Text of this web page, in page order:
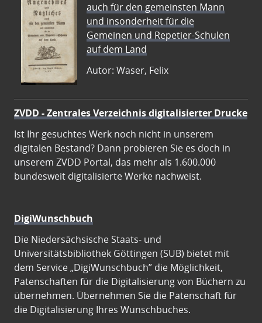
auch für den gemeinsten Mann
und insonderheit für die
Gemeinen und Repetier-Schulen
auf dem Land
Autor: Waser, Felix
ZVDD - Zentrales Verzeichnis digitalisierter Drucke
Ist Ihr gesuchtes Werk noch nicht in unserem
digitalen Bestand? Dann probieren Sie es doch in
unserem ZVDD Portal, das mehr als 1.600.000
bundesweit digitalisierte Werke nachweist.
DigiWunschbuch
Die Niedersächsische Staats- und
Universitätsbibliothek Göttingen (SUB) bietet mit
dem Service „DigiWunschbuch” die Möglichkeit,
Patenschaften für die Digitalisierung von Büchern zu
übernehmen. Übernehmen Sie die Patenschaft für
die Digitalisierung Ihres Wunschbuches.